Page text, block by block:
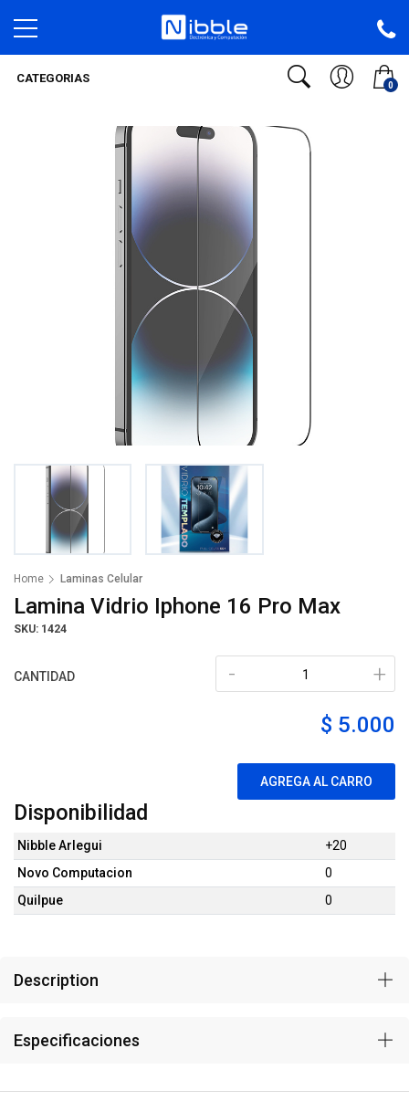
0
CATEGORIAS
Home Laminas Celular
Lamina Vidrio Iphone 16 Pro Max
SKU: 1424
CANTIDAD +
-
$ 5.000
AGREGA AL CARRO
Disponibilidad
Nibble Arlegui
+20
Novo Computacion
0
Quilpue
0
Description
Especificaciones